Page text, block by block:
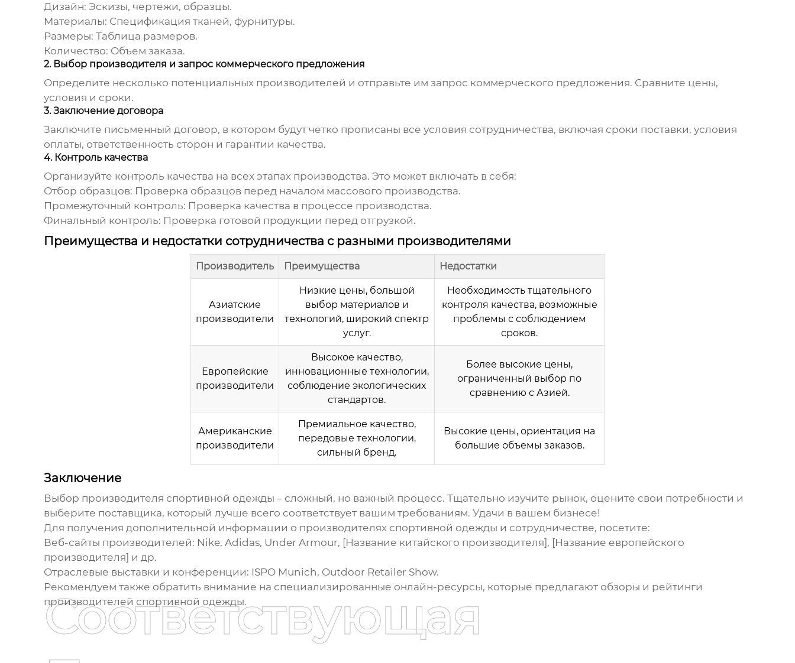
Дизайн: Эскизы, чертежи, образцы.
Материалы: Спецификация тканей, фурнитуры.
Размеры: Таблица размеров.
Количество: Объем заказа.
2. Выбор производителя и запрос коммерческого предложения
Определите несколько потенциальных производителей и отправьте им запрос коммерческого предложения. Сравните цены,
условия и сроки.
3. Заключение договора
Заключите письменный договор, в котором будут четко прописаны все условия сотрудничества, включая сроки поставки, условия
оплаты, ответственность сторон и гарантии качества.
4. Контроль качества
Организуйте контроль качества на всех этапах производства. Это может включать в себя:
Отбор образцов: Проверка образцов перед началом массового производства.
Промежуточный контроль: Проверка качества в процессе производства.
Финальный контроль: Проверка готовой продукции перед отгрузкой.
Преимущества и недостатки сотрудничества с разными производителями
Производитель Преимущества Недостатки
Азиатские
производители
Низкие цены, большой
выбор материалов и
технологий, широкий спектр
услуг.
Необходимость тщательного
контроля качества, возможные
проблемы с соблюдением
сроков.
Европейские
производители
Высокое качество,
инновационные технологии,
соблюдение экологических
стандартов.
Более высокие цены,
ограниченный выбор по
сравнению с Азией.
Американские
производители
Премиальное качество,
передовые технологии,
сильный бренд.
Высокие цены, ориентация на
большие объемы заказов.
Заключение
Выбор производителя спортивной одежды – сложный, но важный процесс. Тщательно изучите рынок, оцените свои потребности и
выберите поставщика, который лучше всего соответствует вашим требованиям. Удачи в вашем бизнесе!
Для получения дополнительной информации о производителях спортивной одежды и сотрудничестве, посетите:
Веб-сайты производителей: Nike, Adidas, Under Armour, [Название китайского производителя], [Название европейского
производителя] и др.
Отраслевые выставки и конференции: ISPO Munich, Outdoor Retailer Show.
Рекомендуем также обратить внимание на специализированные онлайн-ресурсы, которые предлагают обзоры и рейтинги
производителей спортивной одежды.
Соответствующая